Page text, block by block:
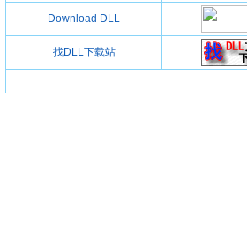
Download DLL
找DLL下载站